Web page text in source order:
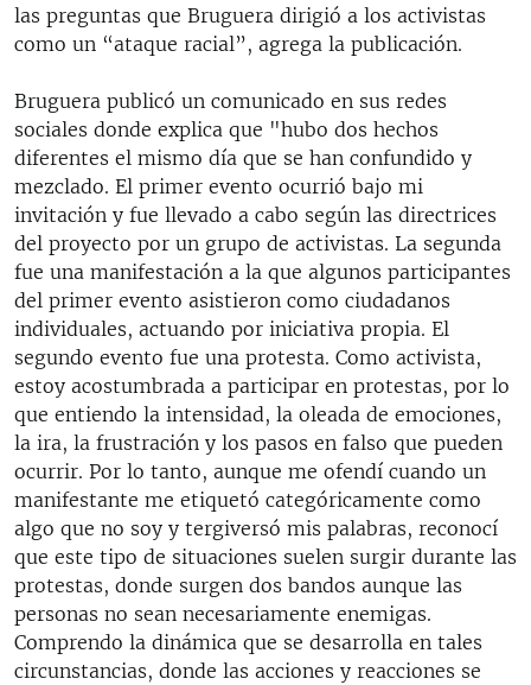
las preguntas que Bruguera dirigió a los activistas
como un “ataque racial”, agrega la publicación.
Bruguera publicó un comunicado en sus redes
sociales donde explica que "hubo dos hechos
diferentes el mismo día que se han confundido y
mezclado. El primer evento ocurrió bajo mi
invitación y fue llevado a cabo según las directrices
del proyecto por un grupo de activistas. La segunda
fue una manifestación a la que algunos participantes
del primer evento asistieron como ciudadanos
individuales, actuando por iniciativa propia. El
segundo evento fue una protesta. Como activista,
estoy acostumbrada a participar en protestas, por lo
que entiendo la intensidad, la oleada de emociones,
la ira, la frustración y los pasos en falso que pueden
ocurrir. Por lo tanto, aunque me ofendí cuando un
manifestante me etiquetó categóricamente como
algo que no soy y tergiversó mis palabras, reconocí
que este tipo de situaciones suelen surgir durante las
protestas, donde surgen dos bandos aunque las
personas no sean necesariamente enemigas.
Comprendo la dinámica que se desarrolla en tales
circunstancias, donde las acciones y reacciones se